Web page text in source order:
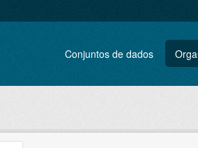
Conjuntos de dados